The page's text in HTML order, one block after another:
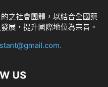
之社會團體，以結合全國藥
展，提升國際地位為宗旨。
.
US